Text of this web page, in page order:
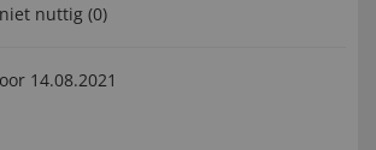
niet nuttig (0)
14.08.2021